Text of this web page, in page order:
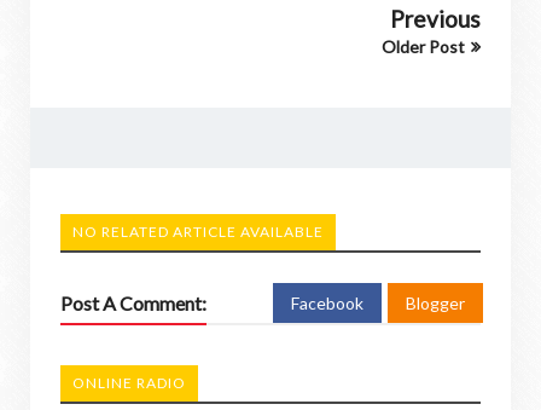
Previous
Older Post
NO RELATED ARTICLE AVAILABLE
Post A Comment: Facebook Blogger
ONLINE RADIO